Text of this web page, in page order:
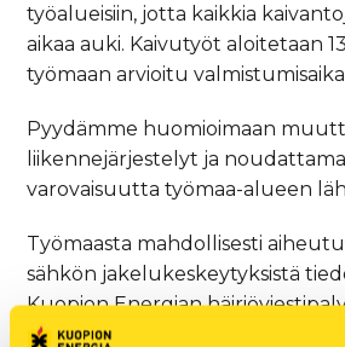
työalueisiin, jotta kaikkia
aikaa auki. Kaivutyöt aloitetaan
työmaan arvioitu
Pyydämme huomioimaan
liikennejärjestelyt ja
varovaisuutta työmaa-alueen
Työmaasta mahdollisesti
sähkön jakelukeskeytyksistä
Kuopion Energian
asiakkaita, joita